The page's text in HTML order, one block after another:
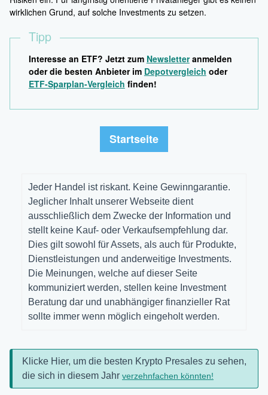
wirklichen Grund, auf solche Investments zu setzen.
Tipp
Interesse an ETF? Jetzt zum Newsletteranmelden
oder die besten Anbieter im Depotvergleich oder
ETF-Sparplan-Vergleich finden!
Startseite
Jeder Handel ist riskant. Keine Gewinngarantie.
Jeglicher Inhalt unserer Webseite dient
ausschließlich dem Zwecke der Information und
stellt keine Kauf- oder Verkaufsempfehlung dar.
Dies gilt sowohl für Assets, als auch für Produkte,
Dienstleistungen und anderweitige Investments.
Die Meinungen, welche auf dieser Seite
kommuniziert werden, stellen keine Investment
Beratung dar und unabhängiger finanzieller Rat
sollte immer wenn möglich eingeholt werden.
Klicke Hier, um die besten Krypto Presales zu sehen,
die sich in diesem Jahr verzehnfachen könnten!